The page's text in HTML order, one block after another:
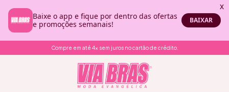
Compre em até 4x sem juros no cartão de crédito.